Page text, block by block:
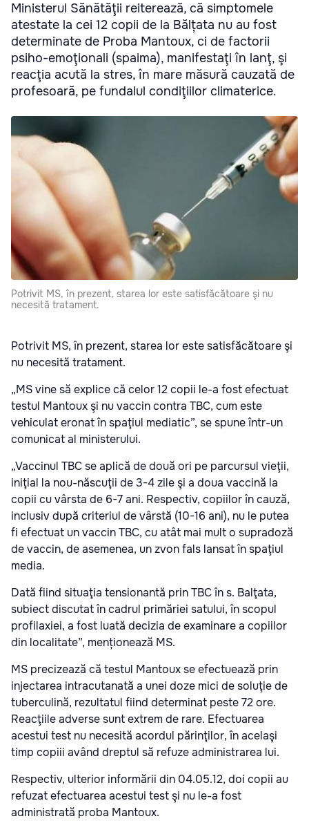
Ministerul Sănătăţii reiterează, că simptomele
atestate la cei 12 copii de la Bălțata nu au fost
determinate de Proba Mantoux, ci de factorii
psiho-emoţionali (spaima), manifestaţi în lanţ, şi
reacţia acută la stres, în mare măsură cauzată de
profesoară, pe fundalul condiţiilor climaterice.
Potrivit MS, în prezent, starea lor este satisfăcătoare şi nu
necesită tratament.
Potrivit MS, în prezent, starea lor este satisfăcătoare şi
nu necesită tratament.
„MS vine să explice că celor 12 copii le-a fost efectuat
testul Mantoux şi nu vaccin contra TBC, cum este
vehiculat eronat în spaţiul mediatic”, se spune într-un
comunicat al ministerului.
„Vaccinul TBC se aplică de două ori pe parcursul vieţii,
iniţial la nou-născuţii de 3-4 zile şi a doua vaccină la
copii cu vârsta de 6-7 ani. Respectiv, copiilor în cauză,
inclusiv după criteriul de vârstă (10-16 ani), nu le putea
fi efectuat un vaccin TBC, cu atât mai mult o supradoză
de vaccin, de asemenea, un zvon fals lansat în spaţiul
media.
Dată fiind situaţia tensionantă prin TBC în s. Balţata,
subiect discutat în cadrul primăriei satului, în scopul
profilaxiei, a fost luată decizia de examinare a copiilor
din localitate”, menționează MS.
MS precizează că testul Mantoux se efectuează prin
injectarea intracutanată a unei doze mici de soluţie de
tuberculină, rezultatul fiind determinat peste 72 ore.
Reacţiile adverse sunt extrem de rare. Efectuarea
acestui test nu necesită acordul părinţilor, în acelaşi
timp copiii având dreptul să refuze administrarea lui.
Respectiv, ulterior informării din 04.05.12, doi copii au
refuzat efectuarea acestui test şi nu le-a fost
administrată proba Mantoux.